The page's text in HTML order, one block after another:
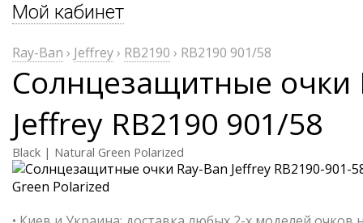
Мой кабинет
Ray-Ban › Jeffrey› RB2190 › RB2190 901/58
Солнцезащитные очки
Jeffrey RB2190 901/58
Black | Natural Green Polarized